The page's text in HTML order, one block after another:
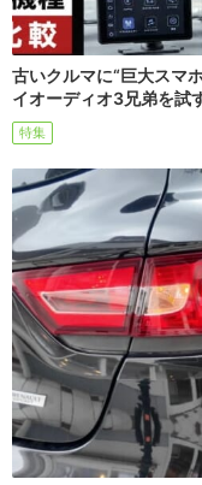
古いクルマに“巨大スマ
イオーディオ3兄弟を試
特集